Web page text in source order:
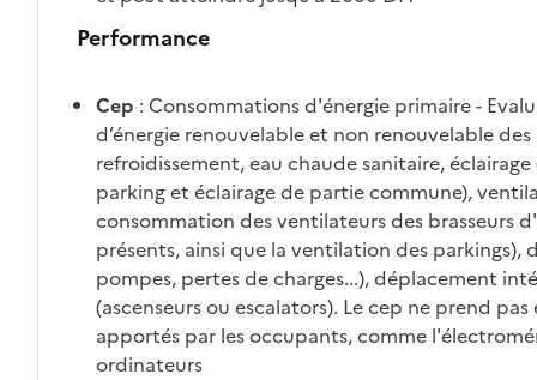
Performance
Cep : Consommations d'énergie primaire -
d’énergie renouvelable et non renouvelable des
refroidissement, eau chaude sanitaire,
parking et éclairage de partie commune),
consommation des ventilateurs des brasseurs
présents, ainsi que la ventilation des
pompes, pertes de charges...), déplacement
(ascenseurs ou escalators). Le cep ne prend
apportés par les occupants, comme
ordinateurs